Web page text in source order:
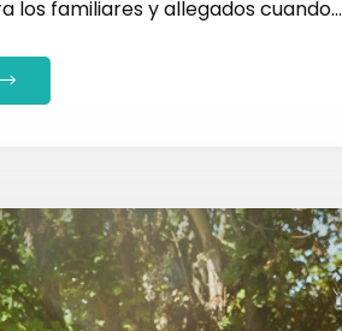
los familiares y allegados cuando...